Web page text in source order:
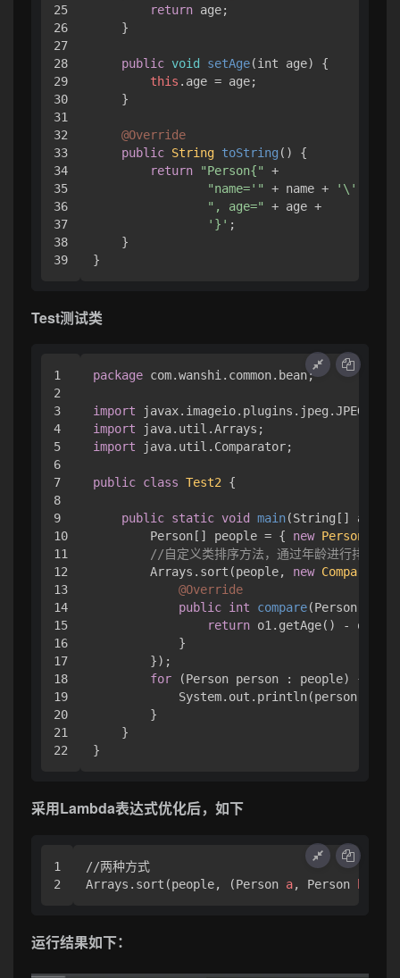
25
26
27
28
29
30
31
32
33
34
35
36
37
38
return age;
    }
public void setAge(int age) {
this . age = age;
    }
@Override
public String toString ( ) {
return
"Person{"
+
"name='"
+ name + '\''
", age="
+ age +
'}' ;
    }
}
Test测试类
1
2
3
4
5
6
7
8
9
10
11
12
13
14
15
16
17
18
19
20
21
package com.wanshi.common.bean;
import
import
import java.util.Comparator;
public class Test2 {
public static void main(String[] args)
        Person[] people = {
new Person
//自定义类排序方法，通过年龄进行排序
        Arrays.sort(people,
new Comparator
@Override
public int compare(Person o1,
return o1.getAge() -
            }
        });
for (Person person : people) {
            System.out.println(person);
        }
    }
}
采用Lambda表达式优化后，如下
1
//两种方式
Arrays .sort (people, (Person a, Person
运行结果如下：